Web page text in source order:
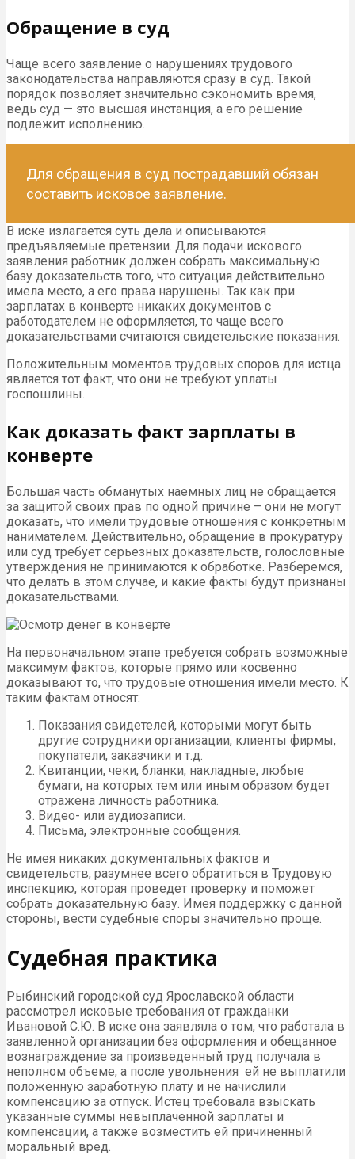
Обращение в суд
Чаще всего заявление о нарушениях трудового
законодательства направляются сразу в суд. Такой
порядок позволяет значительно сэкономить время,
ведь суд — это высшая инстанция, а его решение
подлежит исполнению.
Для обращения в суд пострадавший обязан
составить исковое заявление.
В иске излагается суть дела и описываются
предъявляемые претензии. Для подачи искового
заявления работник должен собрать максимальную
базу доказательств того, что ситуация действительно
имела место, а его права нарушены. Так как при
зарплатах в конверте никаких документов с
работодателем не оформляется, то чаще всего
доказательствами считаются свидетельские показания.
Положительным моментов трудовых споров для истца
является тот факт, что они не требуют уплаты
госпошлины.
Как доказать факт зарплаты в
конверте
Большая часть обманутых наемных лиц не обращается
за защитой своих прав по одной причине – они не могут
доказать, что имели трудовые отношения с конкретным
нанимателем. Действительно, обращение в прокуратуру
или суд требует серьезных доказательств, голословные
утверждения не принимаются к обработке. Разберемся,
что делать в этом случае, и какие факты будут признаны
доказательствами.
На первоначальном этапе требуется собрать возможные
максимум фактов, которые прямо или косвенно
доказывают то, что трудовые отношения имели место. К
таким фактам относят:
Показания свидетелей, которыми могут быть
другие сотрудники организации, клиенты фирмы,
покупатели, заказчики и т.д.
Квитанции, чеки, бланки, накладные, любые
бумаги, на которых тем или иным образом будет
отражена личность работника.
Видео- или аудиозаписи.
Письма, электронные сообщения.
Не имея никаких документальных фактов и
свидетельств, разумнее всего обратиться в Трудовую
инспекцию, которая проведет проверку и поможет
собрать доказательную базу. Имея поддержку с данной
стороны, вести судебные споры значительно проще.
Судебная практика
Рыбинский городской суд Ярославской области
рассмотрел исковые требования от гражданки
Ивановой С.Ю. В иске она заявляла о том, что работала в
заявленной организации без оформления и обещанное
вознаграждение за произведенный труд получала в
неполном объеме, а после увольнения ей не выплатили
положенную заработную плату и не начислили
компенсацию за отпуск. Истец требовала взыскать
указанные суммы невыплаченной зарплаты и
компенсации, а также возместить ей причиненный
моральный вред.